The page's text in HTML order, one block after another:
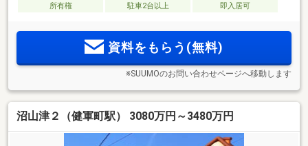
所有権
駐車2台以上 即入居可
資料をもらう(無料)
※SUUMOのお問い合わせページへ移動します
沼山津２（健軍町駅） 3080万円～3480万円